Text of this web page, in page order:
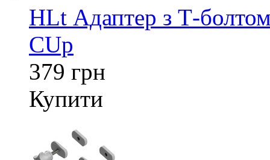
HLt Адаптер з Т-
CUp
379 грн
Купити